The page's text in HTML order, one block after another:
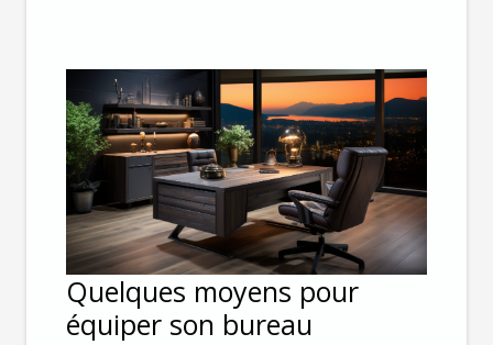
Quelques moyens pour
équiper son bureau